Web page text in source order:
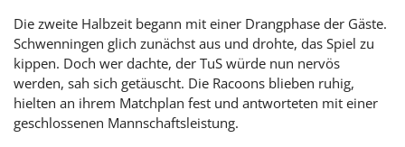
Die zweite Halbzeit begann mit einer Drangphase der Gäste.
Schwenningen glich zunächst aus und drohte, das Spiel zu
kippen. Doch wer dachte, der TuS würde nun nervös
werden, sah sich getäuscht. Die Racoons blieben ruhig,
hielten an ihrem Matchplan fest und antworteten mit einer
geschlossenen Mannschaftsleistung.